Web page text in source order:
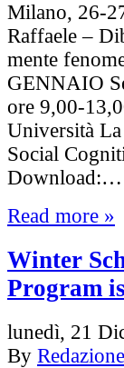
Milano, 26-
Raffaele –
mente
GENNAIO
ore 9,00-
Università
Social
Download:…
Read more »
Winter
Program
lunedì, 21
By Redazione